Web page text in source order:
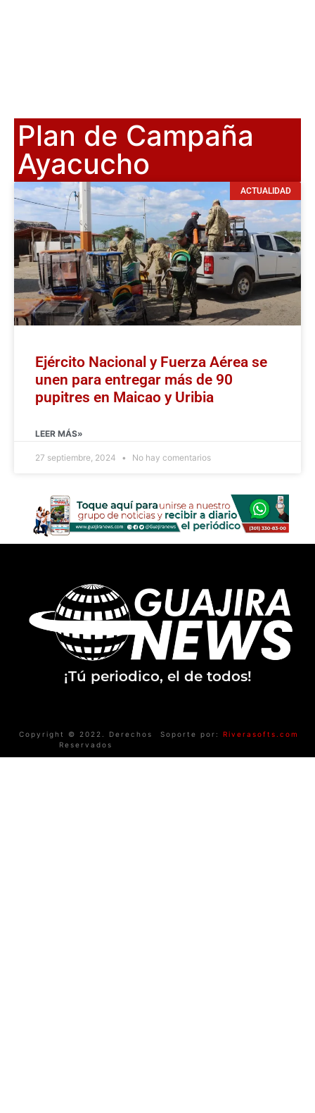
Plan de Campaña
Ayacucho
ACTUALIDAD
Ejército Nacional y Fuerza Aérea se
unen para entregar más de 90
pupitres en Maicao y Uribia
LEER MÁS»
27 septiembre, 2024 No hay comentarios
¡Tú periodico, el de todos!
Copyright © 2022. Derechos
Reservados
Soporte por: Riverasofts.com